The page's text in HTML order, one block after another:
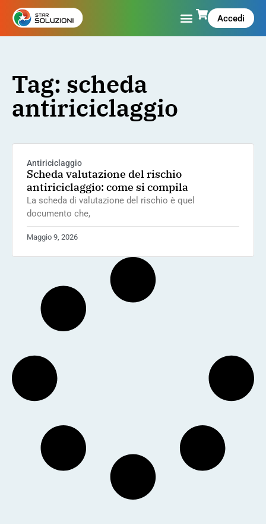
Accedi
Tag: scheda
antiriciclaggio
Antiriciclaggio
Scheda valutazione del rischio
antiriciclaggio: come si compila
La scheda di valutazione del rischio è quel
documento che,
Maggio 9, 2026